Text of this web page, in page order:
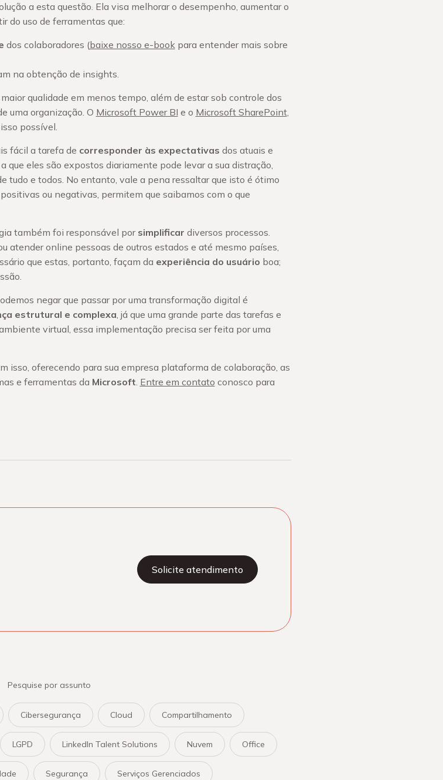
a esta questão. Ela visa melhorar o desempenho, aumentar o
do uso de ferramentas que:
dos colaboradores (baixe nosso e-bookpara entender mais sobre
na obtenção de insights.
qualidade em menos tempo, além de estar sob controle dos
uma organização. O Microsoft Power BI e o Microsoft SharePoint,
possível.
fácil a tarefa de corresponder às expectativas dos atuais e
que eles são expostos diariamente pode levar a sua distração,
tudo e todos. No entanto, vale a pena ressaltar que isto é ótimo
ou negativas, permitem que saibamos com o que
também foi responsável por simplificar diversos processos.
atender online pessoas de outros estados e até mesmo países,
que estas, portanto, façam da experiência do usuário boa;
negar que passar por uma transformação digital é
estrutural e complexa, já que uma grande parte das tarefas e
virtual, essa implementação precisa ser feita por uma
isso, oferecendo para sua empresa plataforma de colaboração, as
e ferramentas da Microsoft. Entre em contato conosco para
Solicite atendimento
Pesquise por assunto
Cibersegurança Cloud Compartilhamento
LGPD LinkedIn Talent Solutions Nuvem Office
Segurança Serviços Gerenciados